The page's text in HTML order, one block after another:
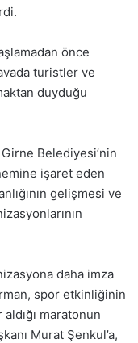
önce
turistler ve
duyduğu
Belediyesi’nin
işaret eden
gelişmesi ve
daha imza
spor etkinliğinin
maratonun
Murat Şenkul’a,